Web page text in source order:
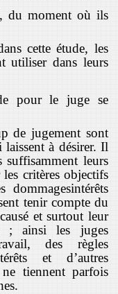
du moment où ils
cette étude, les
utiliser dans leurs
pour le juge se
de jugement sont
à désirer. Il
leurs
critères objectifs
dommagesintérêts
tenir compte du
et surtout leur
; ainsi les juges
des règles
et d’autres
tiennent parfois